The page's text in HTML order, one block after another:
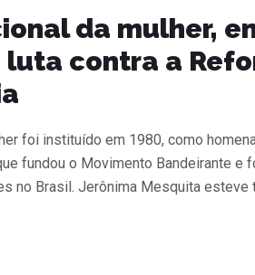
da mulher,
contra a
foi instituído em 1980, como
fundou o Movimento Bandeirante e
no Brasil. Jerônima Mesquita esteve